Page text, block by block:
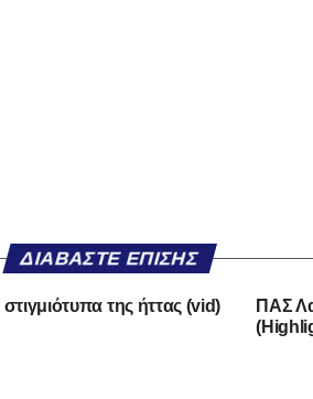
ΔΙΑΒΆΣΤΕ ΕΠΊΣΗΣ
της ήττας (vid)
ΠΑΣ